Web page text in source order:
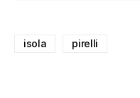
isola pirelli